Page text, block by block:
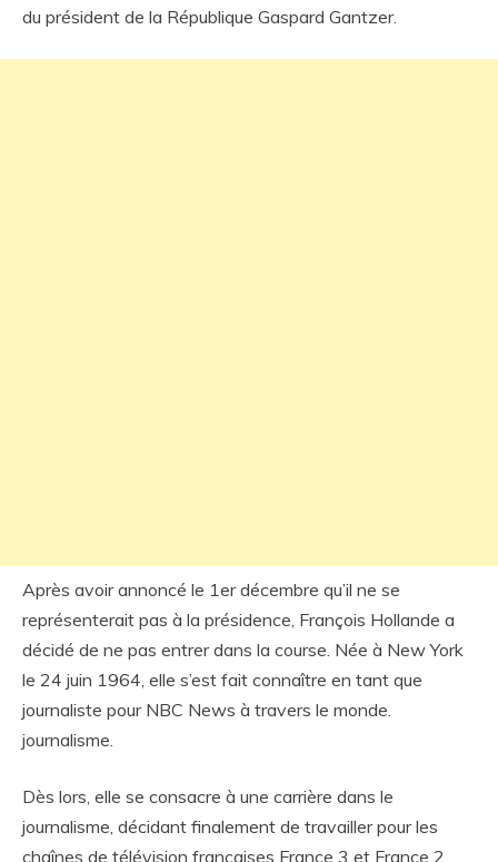
du président de la République Gaspard Gantzer.
Après avoir annoncé le 1er décembre qu’il ne se
représenterait pas à la présidence, François Hollande a
décidé de ne pas entrer dans la course. Née à New York
le 24 juin 1964, elle s’est fait connaître en tant que
journaliste pour NBC News à travers le monde.
journalisme.
Dès lors, elle se consacre à une carrière dans le
journalisme, décidant finalement de travailler pour les
chaînes de télévision françaises France 3 et France 2.